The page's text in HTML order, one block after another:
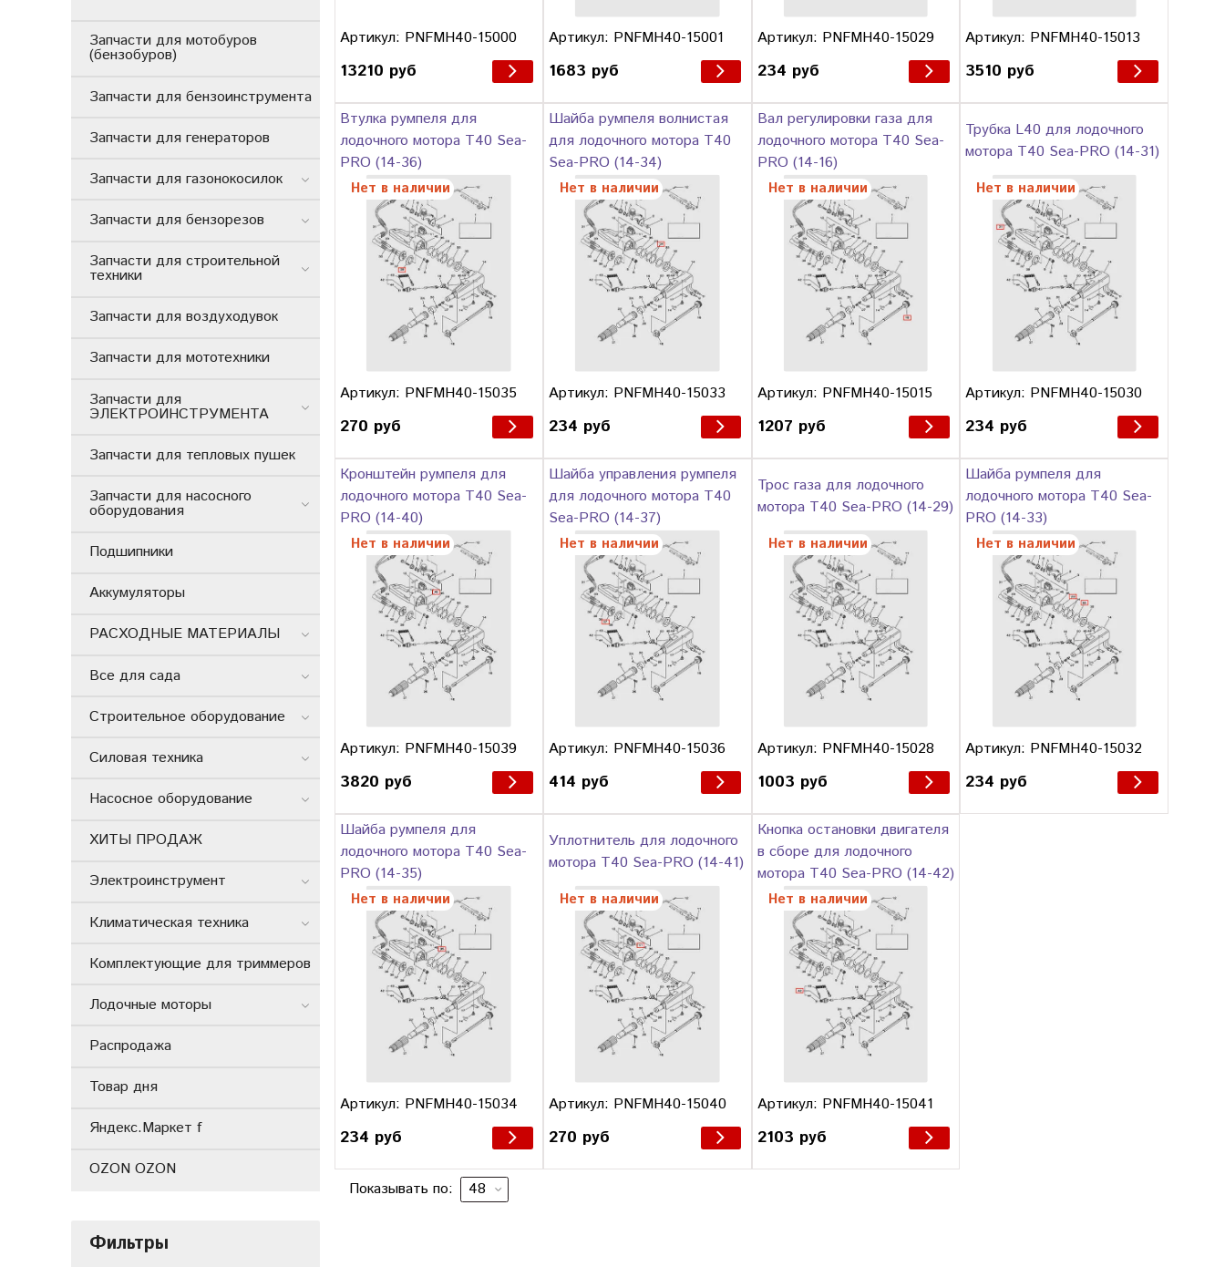
Артикул: PNFMH40-15000
13210 руб
Артикул: PNFMH40-15001
1683 руб
Артикул: PNFMH40-15029
234 руб
Артикул: PNFMH40-15013
3510 руб
Втулка румпеля для
лодочного мотора T40 Sea-
PRO (14-36)
Нет в наличии
Артикул: PNFMH40-15035
270 руб
Шайба румпеля волнистая
для лодочного мотора T40
Sea-PRO (14-34)
Нет в наличии
Артикул: PNFMH40-15033
234 руб
Вал регулировки газа для
лодочного мотора T40 Sea-
PRO (14-16)
Нет в наличии
Артикул: PNFMH40-15015
1207 руб
Трубка L40 для лодочного
мотора T40 Sea-PRO (14-31)
Нет в наличии
Артикул: PNFMH40-15030
234 руб
Кронштейн румпеля для
лодочного мотора T40 Sea-
PRO (14-40)
Нет в наличии
Артикул: PNFMH40-15039
3820 руб
Шайба управления румпеля
для лодочного мотора T40
Sea-PRO (14-37)
Нет в наличии
Артикул: PNFMH40-15036
414 руб
Трос газа для лодочного
мотора T40 Sea-PRO (14-29)
Нет в наличии
Артикул: PNFMH40-15028
1003 руб
Шайба румпеля для
лодочного мотора T40 Sea-
PRO (14-33)
Нет в наличии
Артикул: PNFMH40-15032
234 руб
Шайба румпеля для
лодочного мотора T40 Sea-
PRO (14-35)
Нет в наличии
Артикул: PNFMH40-15034
234 руб
Уплотнитель для лодочного
мотора T40 Sea-PRO (14-41)
Нет в наличии
Артикул: PNFMH40-15040
270 руб
Кнопка остановки двигателя
в сборе для лодочного
мотора T40 Sea-PRO (14-42)
Нет в наличии
Артикул: PNFMH40-15041
2103 руб
Показывать по:
Запчасти для мотобуров
(бензобуров)
Запчасти для бензоинструмента
Запчасти для генераторов
Запчасти для газонокосилок
Запчасти для бензорезов
Запчасти для строительной
техники
Запчасти для воздуходувок
Запчасти для мототехники
Запчасти для
ЭЛЕКТРОИНСТРУМЕНТА
Запчасти для тепловых пушек
Запчасти для насосного
оборудования
Подшипники
Аккумуляторы
РАСХОДНЫЕ МАТЕРИАЛЫ
Все для сада
Строительное оборудование
Силовая техника
Насосное оборудование
ХИТЫ ПРОДАЖ
Электроинструмент
Климатическая техника
Комплектующие для триммеров
Лодочные моторы
Распродажа
Товар дня
Яндекс.Маркет f
OZON OZON
Фильтры